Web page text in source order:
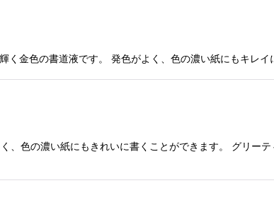
金色の書道液です。 発色がよく、色の濃い紙にもキレ
色の濃い紙にもきれいに書くことができます。 グリー